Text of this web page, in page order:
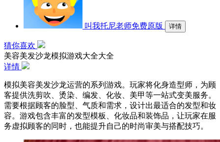
叫我托尼老师免费原版 详情
猜你喜欢
美容美发沙龙模拟游戏大全大全
详情
模拟美容美发沙龙运营的系列游戏。玩家将化身造型师，为顾
客提供洗剪吹、烫染、编发、化妆、美甲等一站式变美服务。
需要根据顾客的脸型、气质和需求，设计出最适合的发型和妆
容。游戏包含丰富的发型模板、化妆品和装饰品，让玩家在服
务虚拟顾客的同时，也能提升自己的时尚审美与搭配技巧。